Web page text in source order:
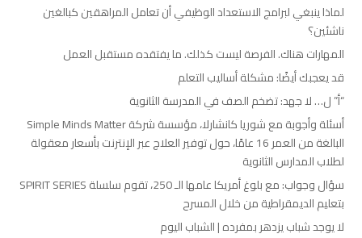
لماذا ينبغي لبرامج الاستعداد الوظيفي أن تعامل المراهقين كبالغين
ناشئين؟
المهارات هناك. الفرصة ليست كذلك. ما يفتقده مستقبل العمل
قد يعجبك أيضًا: مشكلة أساليب التعلم
“أ” ل… لا جهد: تضخم الصف في المدرسة الثانوية
أسئلة وأجوبة مع شوريا كانشارلا، مؤسسة شركة Simple Minds Matter
البالغة من العمر 16 عامًا، حول توفير العلاج عبر الإنترنت بأسعار معقولة
لطلاب المدارس الثانوية
سؤال وجواب: مع بلوغ أمريكا عامها الـ 250، تقوم سلسلة SPIRIT SERIES
بتعليم الديمقراطية من خلال المسرح
لا يوجد شباب يزدهر بمفرده | الشباب اليوم